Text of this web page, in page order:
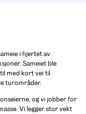
i hjertet av
Sameiet ble
med kort vei til
turområder.
og vi jobber for
Vi legger stor vekt